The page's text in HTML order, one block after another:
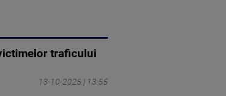
traficului
13-10-2025 | 13:55